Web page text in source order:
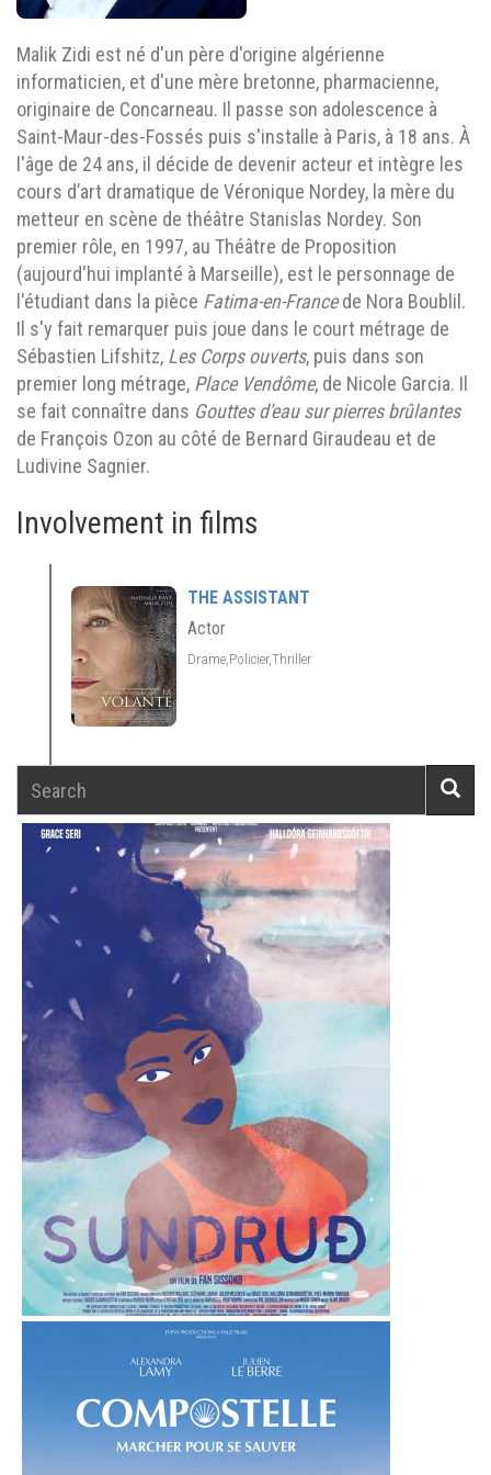
Malik Zidi est né d'un père d'origine algérienne
informaticien, et d'une mère bretonne, pharmacienne,
originaire de Concarneau. Il passe son adolescence à
Saint-Maur-des-Fossés puis s'installe à Paris, à 18 ans. À
l'âge de 24 ans, il décide de devenir acteur et intègre les
cours d’art dramatique de Véronique Nordey, la mère du
metteur en scène de théâtre Stanislas Nordey. Son
premier rôle, en 1997, au Théâtre de Proposition
(aujourd'hui implanté à Marseille), est le personnage de
l'étudiant dans la pièce Fatima-en-Francede Nora Boublil.
Il s'y fait remarquer puis joue dans le court métrage de
Sébastien Lifshitz, Les Corps ouverts, puis dans son
premier long métrage, Place Vendôme, de Nicole Garcia. Il
se fait connaître dans Gouttes d'eau sur pierres brûlantes
de François Ozon au côté de Bernard Giraudeau et de
Ludivine Sagnier.
Involvement in films
THE ASSISTANT
Actor
Drame,Policier,Thriller